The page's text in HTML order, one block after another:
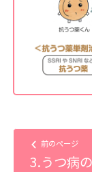
前のページ
3.うつ病